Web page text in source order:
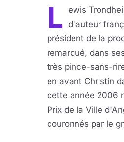
L
ewis
d'auteur
président de la
remarqué, dans
très pince-sans-
en avant Christin
cette année 2006
Prix de la Ville
couronnés par le